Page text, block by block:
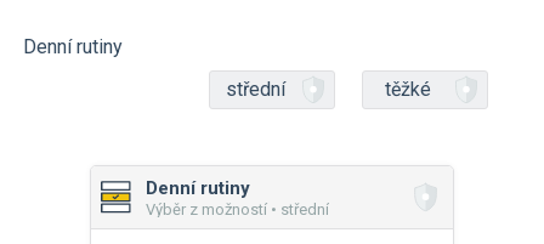
Denní rutiny
střední
těžké
Denní rutiny
Výběr z možností • střední